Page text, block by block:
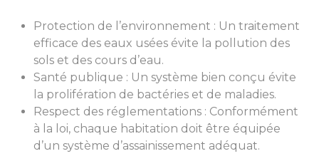
Protection de l’environnement : Un traitement
efficace des eaux usées évite la pollution des
sols et des cours d’eau.
Santé publique : Un système bien conçu évite
la prolifération de bactéries et de maladies.
Respect des réglementations : Conformément
à la loi, chaque habitation doit être équipée
d’un système d’assainissement adéquat.